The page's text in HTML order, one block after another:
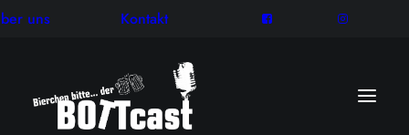
uns Kontakt